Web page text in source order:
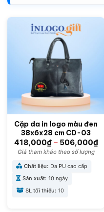
Cặp da in logo màu đen
38x6x28 cm CD-03
418,000₫– 506,000₫
Giá tham khảo theo số lượng
Chất liệu: Da PU cao cấp
Sản xuất: 10 ngày
SL tối thiểu: 10